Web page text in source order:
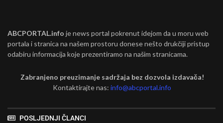
ABCPORTAL.info je news portal pokrenut idejom da u moru web
portala i stranica na našem prostoru donese nešto drukčiji pristup
odabiru informacija koje prezentiramo na našim stranicama.
Zabranjeno preuzimanje sadržaja bez dozvola izdavača!
Kontaktirajte nas:info@abcportal.info
POSLJEDNJI ČLANCI